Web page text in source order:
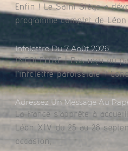
Enfin ! Le Saint Siège a
programme complet de Léon
Infolettre Du 7 Août 2026
INFOLETTRE | Pas reçu ou
l’infolettre paroissiale ?
Adressez Un Message Au
La France s’apprête à
Léon XIV du 25 au 28
occasion,